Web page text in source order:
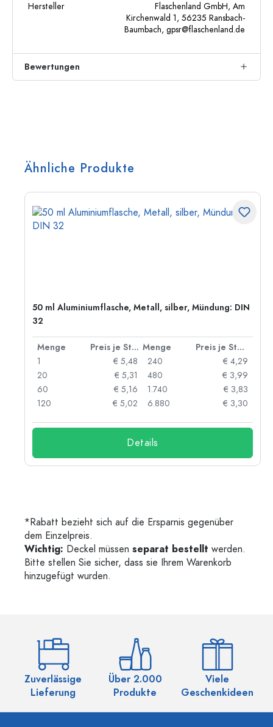
Hersteller
Flaschenland GmbH, Am
Kirchenwald 1, 56235 Ransbach-
Baumbach, gpsr@flaschenland.de
Bewertungen
Ähnliche Produkte
50 ml Aluminiumflasche, Metall, silber, Mündung: DIN
32
Menge Preis je Stück Menge
Preis je Stück
1
€ 5,48
20
€ 5,31
60
€ 5,16
120
€ 5,02
240
€ 4,29
480
€ 3,99
1.740
€ 3,83
6.880
€ 3,30
Details
*Rabatt bezieht sich auf die Ersparnis gegenüber
dem Einzelpreis.
Wichtig: Deckel müssen separat bestellt werden.
Bitte stellen Sie sicher, dass sie Ihrem Warenkorb
hinzugefügt wurden.
Zuverlässige
Lieferung
Über 2.000
Produkte
Viele
Geschenkideen